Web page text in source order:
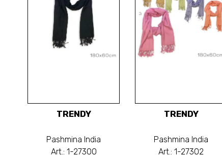
TRENDY
Pashmina India
Art.: 1-27300
TRENDY
Pashmina India
Art.: 1-27302